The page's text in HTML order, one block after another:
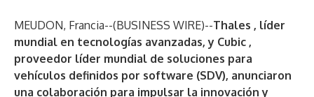
MEUDON, Francia--(BUSINESS WIRE)--Thales , líder
mundial en tecnologías avanzadas, y Cubic ,
proveedor líder mundial de soluciones para
vehículos definidos por software (SDV), anunciaron
una colaboración para impulsar la innovación y